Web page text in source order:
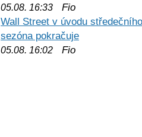
05.08. 16:33 Fio
Wall Street v úvodu
sezóna pokračuje
05.08. 16:02 Fio